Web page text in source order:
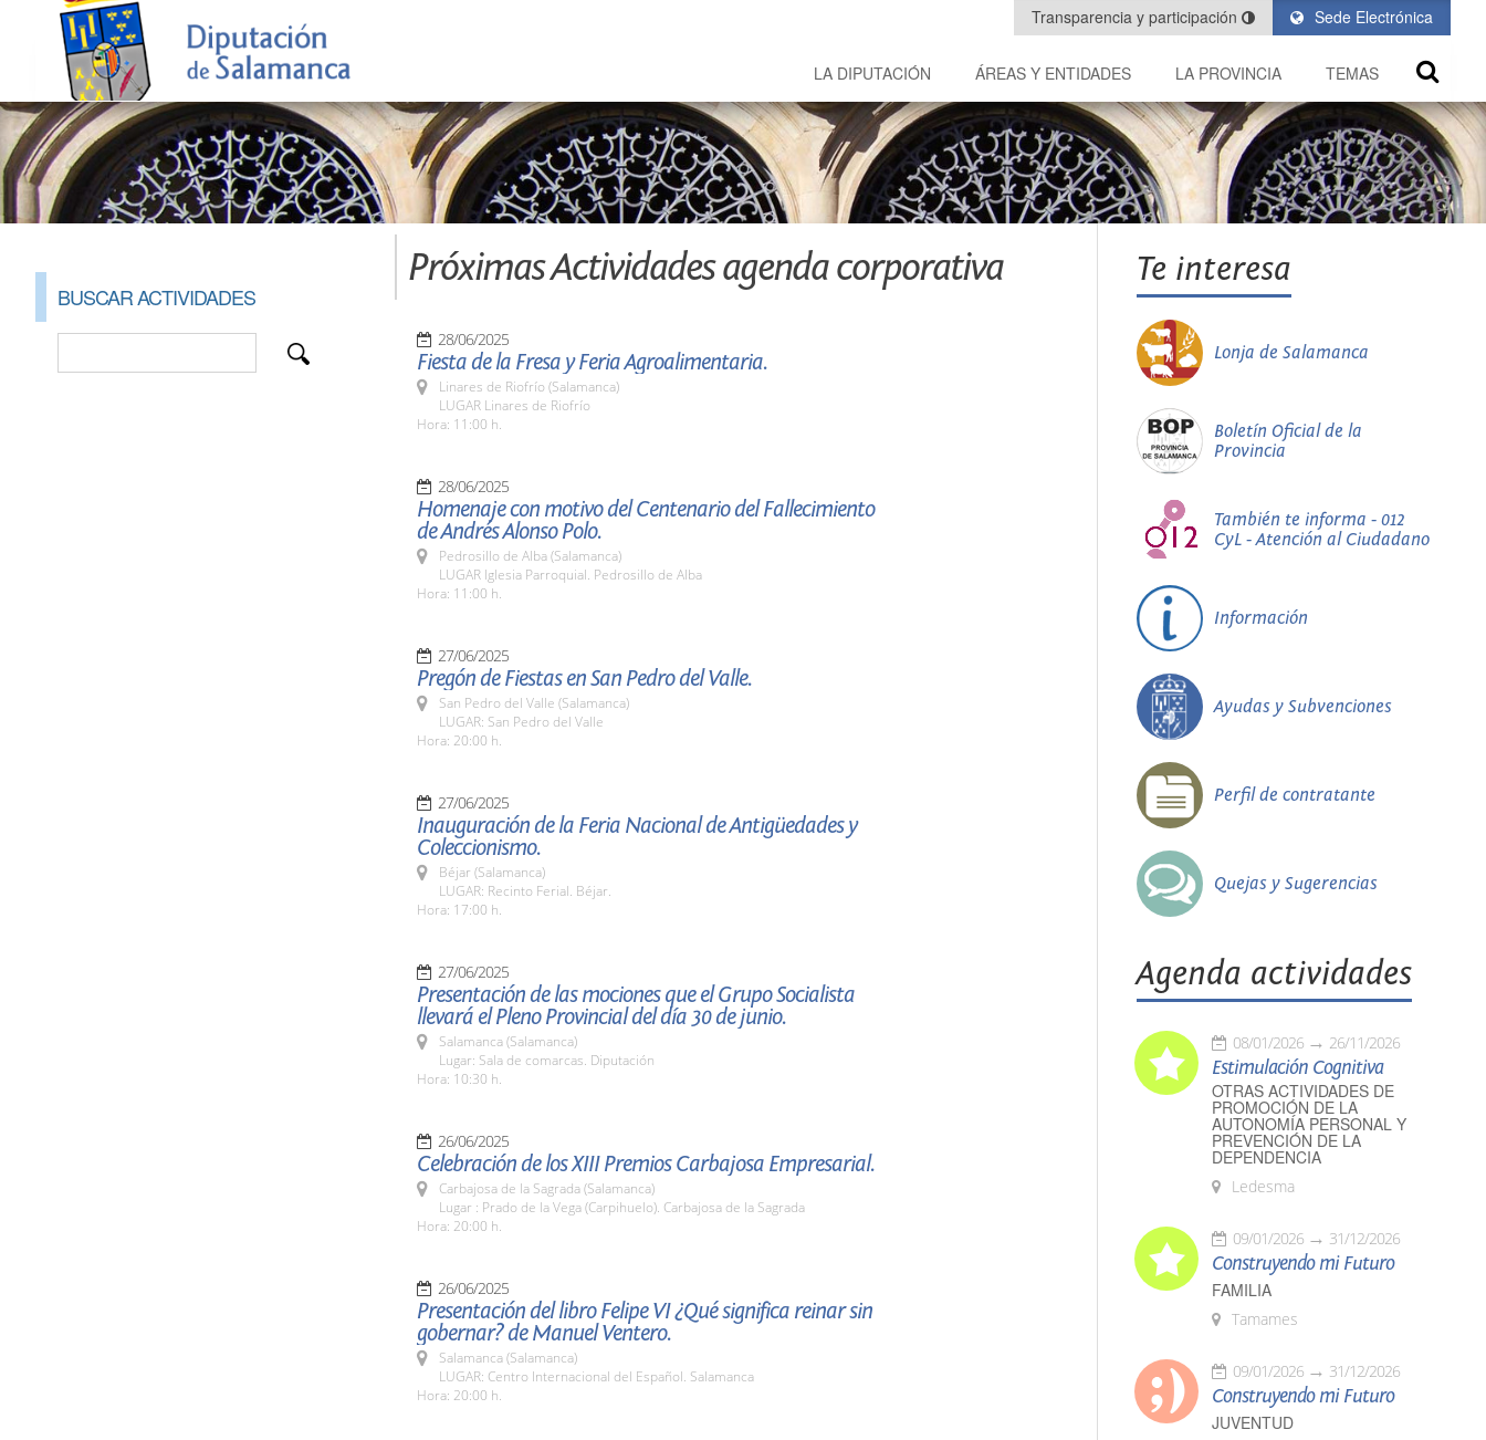
Sede Electrónica
Transparencia y participación
LA DIPUTACIÓN ÁREAS Y ENTIDADES LA PROVINCIA TEMAS
BUSCAR ACTIVIDADES
Próximas Actividades agenda corporativa
28/06/2025
Fiesta de la Fresa y Feria Agroalimentaria.
Linares de Riofrío (Salamanca)
LUGAR Linares de Riofrío
Hora: 11:00 h.
28/06/2025
Homenaje con motivo del Centenario del Fallecimiento
de Andrés Alonso Polo.
Pedrosillo de Alba (Salamanca)
LUGAR Iglesia Parroquial. Pedrosillo de Alba
Hora: 11:00 h.
27/06/2025
Pregón de Fiestas en San Pedro del Valle.
San Pedro del Valle (Salamanca)
LUGAR: San Pedro del Valle
Hora: 20:00 h.
27/06/2025
Inauguración de la Feria Nacional de Antigüedades y
Coleccionismo.
Béjar (Salamanca)
LUGAR: Recinto Ferial. Béjar.
Hora: 17:00 h.
27/06/2025
Presentación de las mociones que el Grupo Socialista
llevará el Pleno Provincial del día 30 de junio.
Salamanca (Salamanca)
Lugar: Sala de comarcas. Diputación
Hora: 10:30 h.
26/06/2025
Celebración de los XIII Premios Carbajosa Empresarial.
Carbajosa de la Sagrada (Salamanca)
Lugar : Prado de la Vega (Carpihuelo). Carbajosa de la Sagrada
Hora: 20:00 h.
26/06/2025
Presentación del libro Felipe VI ¿Qué significa reinar sin
gobernar? de Manuel Ventero.
Salamanca (Salamanca)
LUGAR: Centro Internacional del Español. Salamanca
Hora: 20:00 h.
Te interesa
Lonja de Salamanca
Boletín Oficial de la
Provincia
También te informa - 012
CyL - Atención al Ciudadano
Información
Ayudas y Subvenciones
Perfil de contratante
Quejas y Sugerencias
Agenda actividades
08/01/2026 26/11/2026
Estimulación Cognitiva
OTRAS ACTIVIDADES DE
PROMOCIÓN DE LA
AUTONOMÍA PERSONAL Y
PREVENCIÓN DE LA
DEPENDENCIA
Ledesma
09/01/2026 31/12/2026
Construyendo mi Futuro
FAMILIA
Tamames
09/01/2026 31/12/2026
Construyendo mi Futuro
JUVENTUD